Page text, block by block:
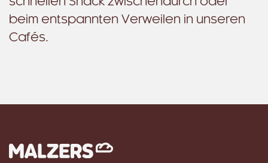
beim entspannten Verweilen in unseren
Cafés.